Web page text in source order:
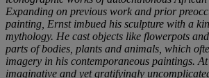
Expanding on previous work and prior
painting, Ernst imbued his sculpture with a
mythology. He cast objects like flowerpots
parts of bodies, plants and animals, which
imagery in his contemporaneous paintings.
imaginative and yet gratifyingly